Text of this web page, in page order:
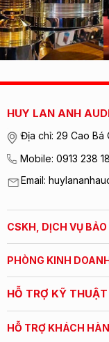
HUY LAN ANH
Địa chỉ: 29 Cao Bá
Mobile: 0913 238
Email:
CSKH, DỊCH VỤ
PHÒNG KINH
HỖ TRỢ KỸ THUẬT
HỖ TRỢ KHÁCH